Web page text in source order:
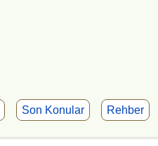
Son Konular Rehber